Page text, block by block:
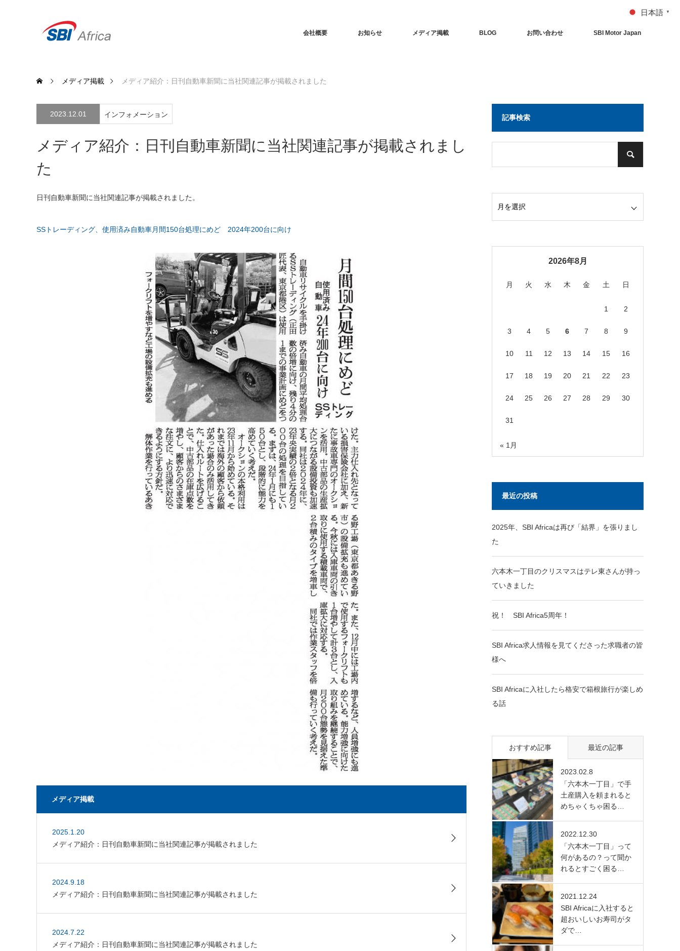
会社概要 お知らせ メディア掲載 BLOG お問い合わせ SBI Motor Japan
メディア掲載 メディア紹介：日刊自動車新聞に当社関連記事が掲載されました
2023.12.01 インフォメーション
メディア紹介：日刊自動車新聞に当社関連記事が掲載されまし
た
日刊自動車新聞に当社関連記事が掲載されました。
SSトレーディング、使用済み自動車月間150台処理にめど 2024年200台に向け
メディア掲載
2025.1.20
メディア紹介：日刊自動車新聞に当社関連記事が掲載されました
2024.9.18
メディア紹介：日刊自動車新聞に当社関連記事が掲載されました
2024.7.22
メディア紹介：日刊自動車新聞に当社関連記事が掲載されました
記事検索
2026年8月
月 火 水 木 金 土 日
1 2
3 4 5 6 7 8 9
10 11 12 13 14 15 16
17 18 19 20 21 22 23
24 25 26 27 28 29 30
31
« 1月
最近の投稿
2025年、SBI Africaは再び「結界」を張りまし
た
六本木一丁目のクリスマスはテレ東さんが持っ
ていきました
祝！ SBI Africa5周年！
SBI Africa求人情報を見てくださった求職者の皆
様へ
SBI Africaに入社したら格安で箱根旅行が楽しめ
る話
おすすめ記事 最近の記事
2023.02.8
「六本木一丁目」で手
土産購入を頼まれると
めちゃくちゃ困る…
2022.12.30
「六本木一丁目」って
何があるの？って聞か
れるとすごく困る…
2021.12.24
SBI Africaに入社すると
超おいしいお寿司がタ
ダで…
日本語 ▼